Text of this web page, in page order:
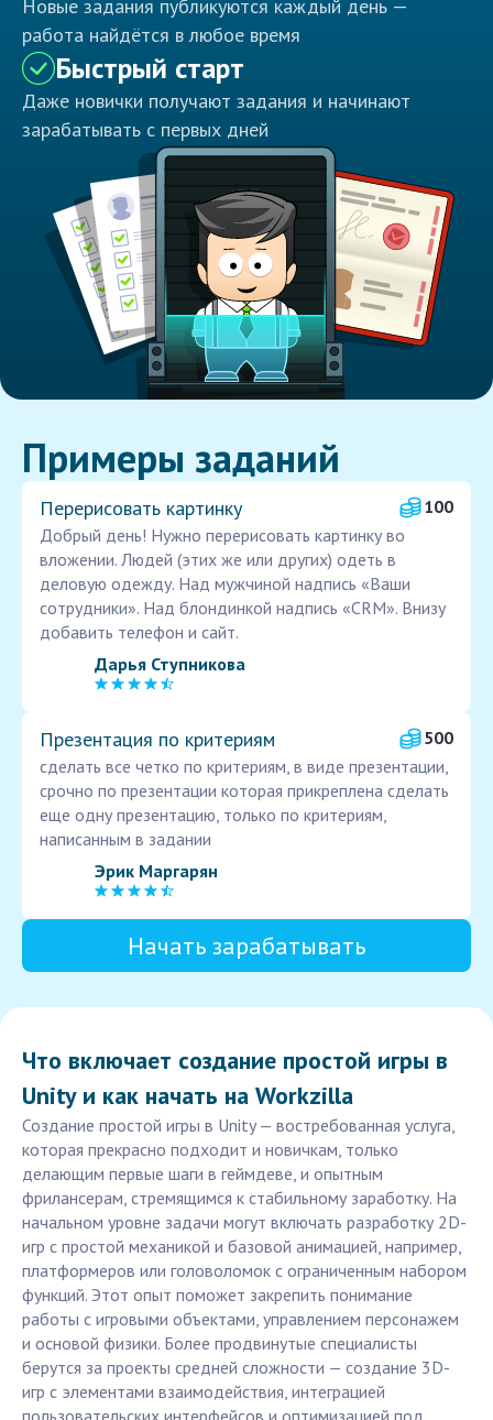
Новые задания публикуются каждый день —
работа найдётся в любое время
Быстрый старт
Даже новички получают задания и начинают
зарабатывать с первых дней
Примеры заданий
Перерисовать картинку
100
Добрый день! Нужно перерисовать картинку во
вложении. Людей (этих же или других) одеть в
деловую одежду. Над мужчиной надпись «Ваши
сотрудники». Над блондинкой надпись «CRM». Внизу
добавить телефон и сайт.
Дарья Ступникова
Презентация по критериям
500
сделать все четко по критериям, в виде презентации,
срочно по презентации которая прикреплена сделать
еще одну презентацию, только по критериям,
написанным в задании
Эрик Маргарян
Начать зарабатывать
Что включает создание простой игры в
Unity и как начать на Workzilla
Создание простой игры в Unity — востребованная услуга,
которая прекрасно подходит и новичкам, только
делающим первые шаги в геймдеве, и опытным
фрилансерам, стремящимся к стабильному заработку. На
начальном уровне задачи могут включать разработку 2D-
игр с простой механикой и базовой анимацией, например,
платформеров или головоломок с ограниченным набором
функций. Этот опыт поможет закрепить понимание
работы с игровыми объектами, управлением персонажем
и основой физики. Более продвинутые специалисты
берутся за проекты средней сложности — создание 3D-
игр с элементами взаимодействия, интеграцией